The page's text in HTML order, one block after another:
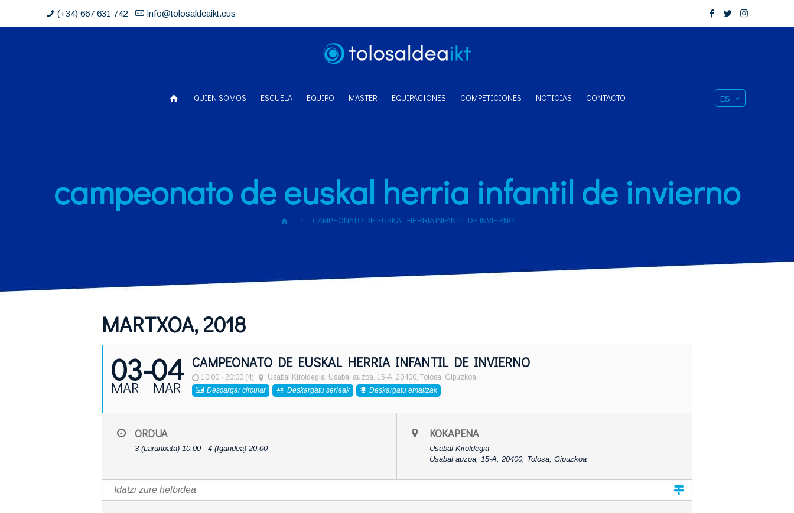
(+34) 667 631 742 info@tolosaldeaikt.eus
QUIEN SOMOS ESCUELA EQUIPO MASTER EQUIPACIONES COMPETICIONES NOTICIAS CONTACTO ES
campeonato de euskal herria infantil de invierno
CAMPEONATO DE EUSKAL HERRIA INFANTIL DE INVIERNO
MARTXOA, 2018
03
MAR - 04
MAR
CAMPEONATO DE EUSKAL HERRIA INFANTIL DE INVIERNO
10:00 - 20:00 (4) Usabal Kiroldegia, Usabal auzoa, 15-A, 20400, Tolosa, Gipuzkoa
Descargar circular
Deskargatu serieak Deskargatu emaitzak
ORDUA
3 (Larunbata) 10:00 - 4 (Igandea) 20:00
KOKAPENA
Usabal Kiroldegia
Usabal auzoa, 15-A, 20400, Tolosa, Gipuzkoa